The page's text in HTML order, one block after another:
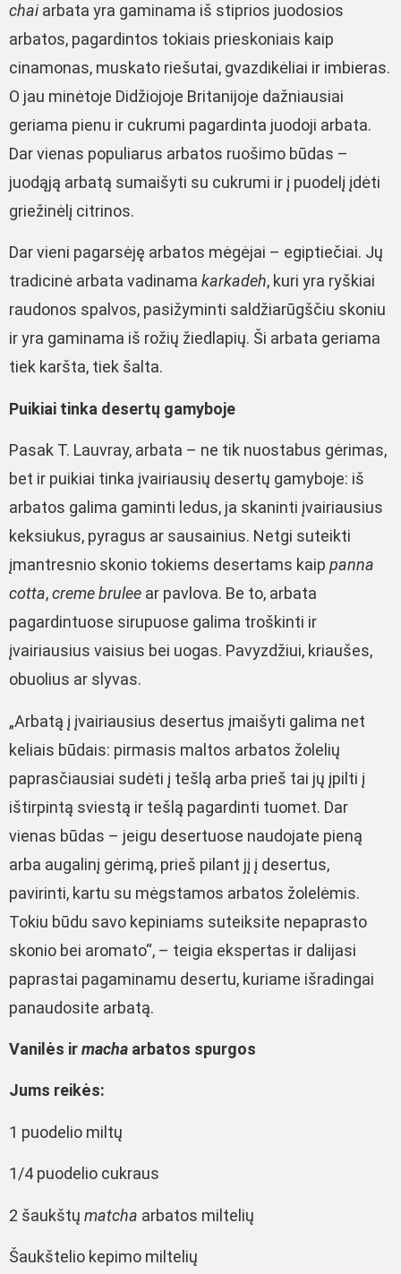
chaiarbata yra gaminama iš stiprios juodosios
arbatos, pagardintos tokiais prieskoniais kaip
cinamonas, muskato riešutai, gvazdikėliai ir imbieras.
O jau minėtoje Didžiojoje Britanijoje dažniausiai
geriama pienu ir cukrumi pagardinta juodoji arbata.
Dar vienas populiarus arbatos ruošimo būdas –
juodąją arbatą sumaišyti su cukrumi ir į puodelį įdėti
griežinėlį citrinos.
Dar vieni pagarsėję arbatos mėgėjai – egiptiečiai. Jų
tradicinė arbata vadinama karkadeh, kuri yra ryškiai
raudonos spalvos, pasižyminti saldžiarūgščiu skoniu
ir yra gaminama iš rožių žiedlapių. Ši arbata geriama
tiek karšta, tiek šalta.
Puikiai tinka desertų gamyboje
Pasak T. Lauvray, arbata – ne tik nuostabus gėrimas,
bet ir puikiai tinka įvairiausių desertų gamyboje: iš
arbatos galima gaminti ledus, ja skaninti įvairiausius
keksiukus, pyragus ar sausainius. Netgi suteikti
įmantresnio skonio tokiems desertams kaip panna
cotta,creme brulee ar pavlova. Be to, arbata
pagardintuose sirupuose galima troškinti ir
įvairiausius vaisius bei uogas. Pavyzdžiui, kriaušes,
obuolius ar slyvas.
„Arbatą į įvairiausius desertus įmaišyti galima net
keliais būdais: pirmasis maltos arbatos žolelių
paprasčiausiai sudėti į tešlą arba prieš tai jų įpilti į
ištirpintą sviestą ir tešlą pagardinti tuomet. Dar
vienas būdas – jeigu desertuose naudojate pieną
arba augalinį gėrimą, prieš pilant jį į desertus,
pavirinti, kartu su mėgstamos arbatos žolelėmis.
Tokiu būdu savo kepiniams suteiksite nepaprasto
skonio bei aromato“, – teigia ekspertas ir dalijasi
paprastai pagaminamu desertu, kuriame išradingai
panaudosite arbatą.
Vanilės irmacha arbatos spurgos
Jums reikės:
1 puodelio miltų
1/4 puodelio cukraus
2 šaukštų matcha arbatos miltelių
Šaukštelio kepimo miltelių